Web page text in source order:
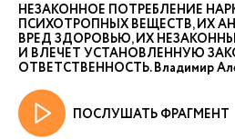
НЕЗАКОННОЕ ПОТРЕБЛЕНИЕ
ПСИХОТРОПНЫХ ВЕЩЕСТВ, ИХ
ВРЕД ЗДОРОВЬЮ, ИХ
И ВЛЕЧЕТ УСТАНОВЛЕННУЮ
ОТВЕТСТВЕННОСТЬ. Владимир
ПОСЛУШАТЬ ФРАГМЕНТ